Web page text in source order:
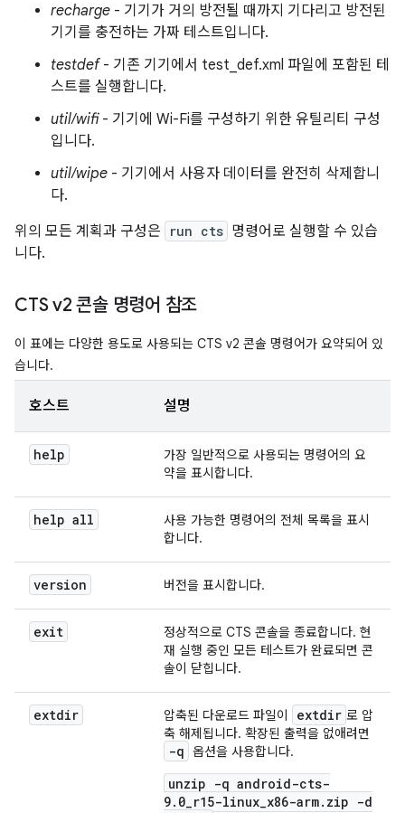
recharge - 기기가 거의 방전될 때까지 기다리고 방전된
기기를 충전하는 가짜 테스트입니다.
testdef- 기존 기기에서 test_def.xml 파일에 포함된 테
스트를 실행합니다.
util/wifi- 기기에 Wi-Fi를 구성하기 위한 유틸리티 구성
입니다.
util/wipe - 기기에서 사용자 데이터를 완전히 삭제합니
다.
위의 모든 계획과 구성은
run cts 명령어로 실행할 수 있습
니다.
CTS v2 콘솔 명령어 참조
이 표에는 다양한 용도로 사용되는 CTS v2 콘솔 명령어가 요약되어 있
습니다.
호스트 설명
help
가장 일반적으로 사용되는 명령어의 요
약을 표시합니다.
help all
사용 가능한 명령어의 전체 목록을 표시
합니다.
version 버전을 표시합니다.
exit
정상적으로 CTS 콘솔을 종료합니다. 현
재 실행 중인 모든 테스트가 완료되면 콘
솔이 닫힙니다.
extdir 압축된 다운로드 파일이 extdir 로 압
축 해제됩니다. 확장된 출력을 없애려면
-q 옵션을 사용합니다.
unzip -q android-cts-
9.0_r15-linux_x86-arm.zip -d